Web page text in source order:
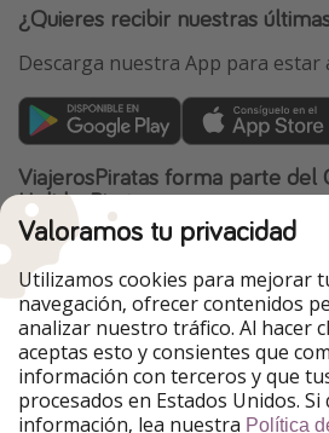
¿Quieres recibir nuestras
Descarga nuestra App para estar
ViajerosPiratas forma parte del
HolidayPirates
Nuestros mercados
PiratinViaggio
VakantiePiraten
VoyagesPirates
Urlaubspiraten
TravelPirates
Nuestro grupo
Valoramos tu privacidad
Utilizamos cookies para mejorar
navegación, ofrecer contenidos
analizar nuestro tráfico. Al hacer
aceptas esto y consientes que
información con terceros y que
procesados en Estados Unidos. Si
información, lea nuestra Política